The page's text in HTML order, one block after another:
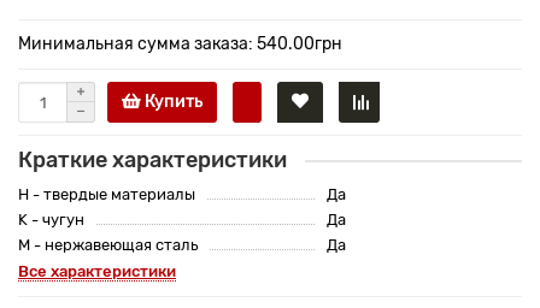
Минимальная сумма заказа: 540.00грн
Купить
Краткие характеристики
H - твердые материалы
Да
K - чугун
Да
M - нержавеющая сталь
Да
Все характеристики